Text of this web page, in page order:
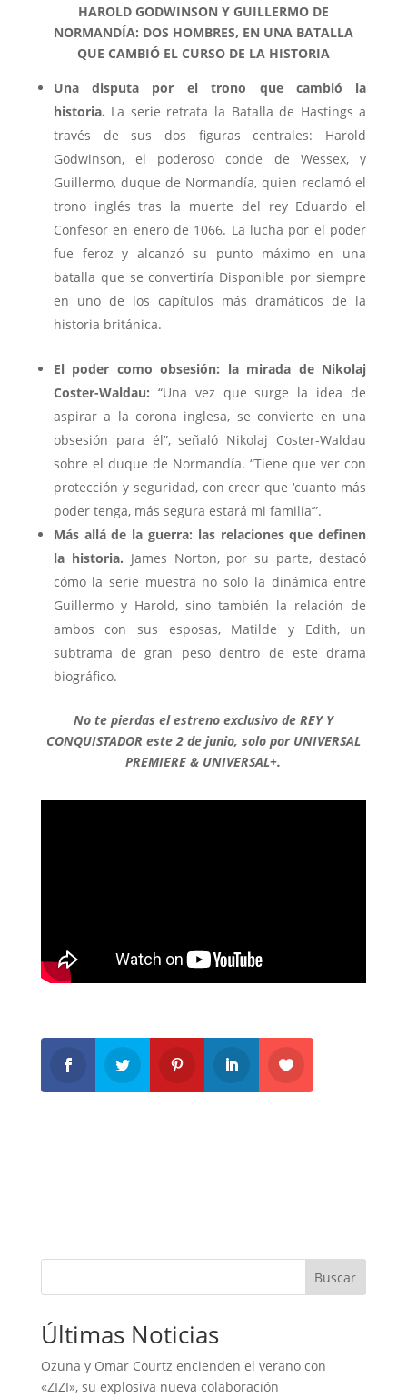
HAROLD GODWINSON Y GUILLERMO DE
NORMANDÍA: DOS HOMBRES, EN UNA BATALLA
QUE CAMBIÓ EL CURSO DE LA HISTORIA
Una disputa por el trono que cambió la
historia. La serie retrata la Batalla de Hastings a
través de sus dos figuras centrales: Harold
Godwinson, el poderoso conde de Wessex, y
Guillermo, duque de Normandía, quien reclamó el
trono inglés tras la muerte del rey Eduardo el
Confesor en enero de 1066. La lucha por el poder
fue feroz y alcanzó su punto máximo en una
batalla que se convertiría Disponible por siempre
en uno de los capítulos más dramáticos de la
historia británica.
El poder como obsesión: la mirada de Nikolaj
Coster-Waldau: “Una vez que surge la idea de
aspirar a la corona inglesa, se convierte en una
obsesión para él”, señaló Nikolaj Coster-Waldau
sobre el duque de Normandía. “Tiene que ver con
protección y seguridad, con creer que ‘cuanto más
poder tenga, más segura estará mi familia’”.
Más allá de la guerra: las relaciones que definen
la historia. James Norton, por su parte, destacó
cómo la serie muestra no solo la dinámica entre
Guillermo y Harold, sino también la relación de
ambos con sus esposas, Matilde y Edith, un
subtrama de gran peso dentro de este drama
biográfico.
No te pierdas el estreno exclusivo de REY Y
CONQUISTADOR este 2 de junio, solo por UNIVERSAL
PREMIERE & UNIVERSAL+.
Buscar
Últimas Noticias
Ozuna y Omar Courtz encienden el verano con
«ZIZI», su explosiva nueva colaboración